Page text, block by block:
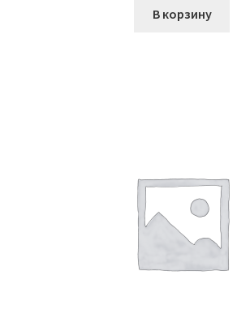
В корзину